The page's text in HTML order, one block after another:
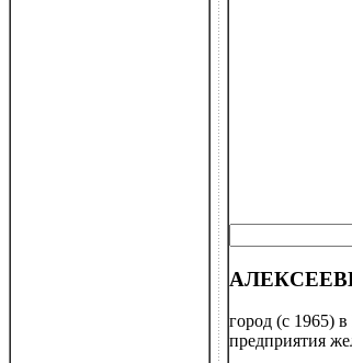
город (с 1965)
предприятия